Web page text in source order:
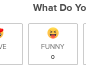
What Do
FUNNY
0